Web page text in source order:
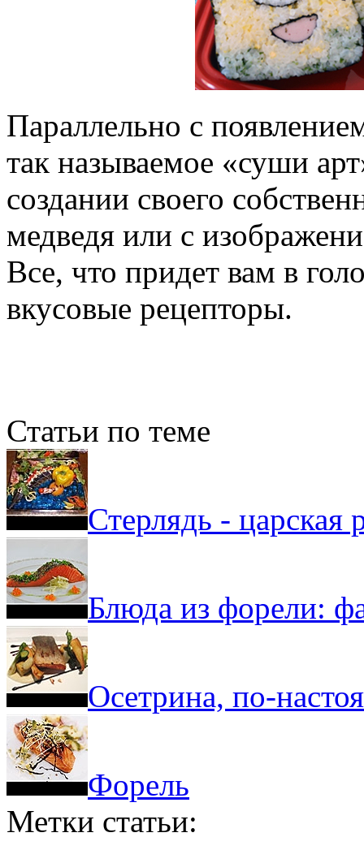
Параллельно с
так называемое «суши
создании своего
медведя или с
Все, что придет вам в
вкусовые рецепторы.
Статьи по теме
Стерлядь - царская
Блюда из форели:
Осетрина, по-
Форель
Метки статьи: